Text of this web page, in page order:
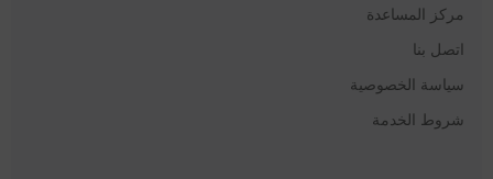
مركز المساعدة
اتصل بنا
سياسة الخصوصية
شروط الخدمة